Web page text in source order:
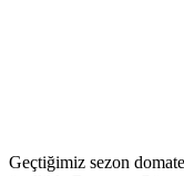
Geçtiğimiz sezon